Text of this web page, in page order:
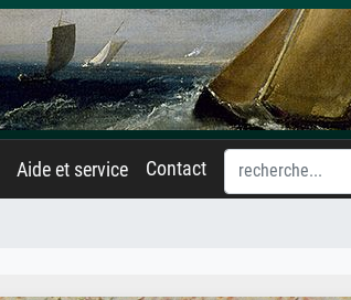
Aide et service Contact